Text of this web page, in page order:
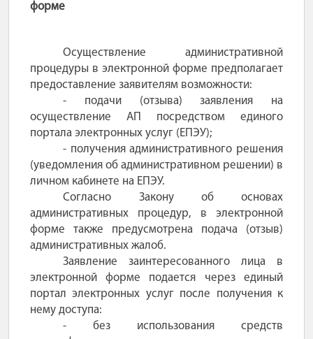
форме
Осуществление административной
процедуры в электронной форме предполагает
предоставление заявителям возможности:
- подачи (отзыва) заявления на
осуществление АП посредством единого
портала электронных услуг (ЕПЭУ);
- получения административного решения
(уведомления об административном решении) в
личном кабинете на ЕПЭУ.
Согласно Закону об основах
административных процедур, в электронной
форме также предусмотрена подача (отзыв)
административных жалоб.
Заявление заинтересованного лица в
электронной форме подается через единый
портал электронных услуг после получения к
нему доступа:
- без использования средств